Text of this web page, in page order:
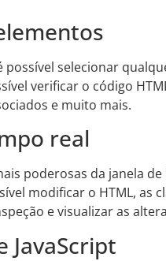
possível selecionar
verificar o código
e muito mais.
real
poderosas da janela
modificar o HTML, as
e visualizar as
JavaScript